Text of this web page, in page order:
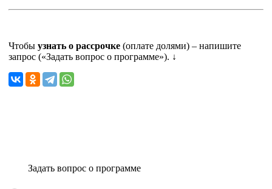
Чтобы узнать о рассрочке (оплате долями) – напишите
запрос («Задать вопрос о программе»). ↓
Задать вопрос о программе